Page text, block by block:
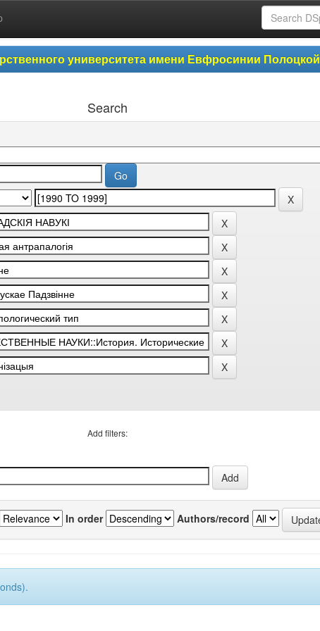
университета имени Евфросинии Полоцкой
Search
Add filters:
In order Authors/record